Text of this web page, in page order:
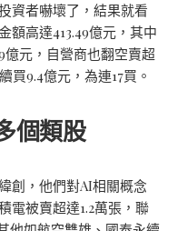
資者嚇壞了，結果就看
額高達413.49億元，其中
億元，自營商也翻空賣超
買9.4億元，為連17買。
個類股
創，他們對AI相關概念
電被賣超達1.2萬張，聯